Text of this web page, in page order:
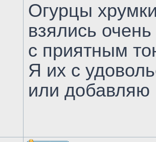
Огурцы
взялись
с приятным
Я их с
или добавляю